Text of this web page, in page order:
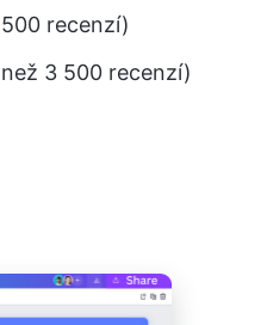
recenzí)
3 500 recenzí)